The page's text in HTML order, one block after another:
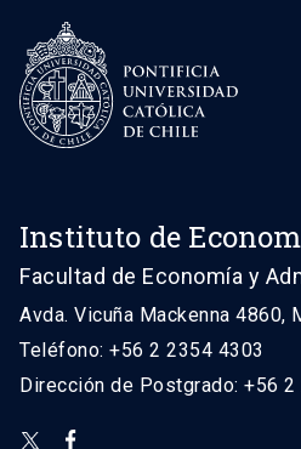
Instituto de
Facultad de Economía y
Avda. Vicuña Mackenna 4860,
Teléfono: +56 2 2354 4303
Dirección de Postgrado: +56 2